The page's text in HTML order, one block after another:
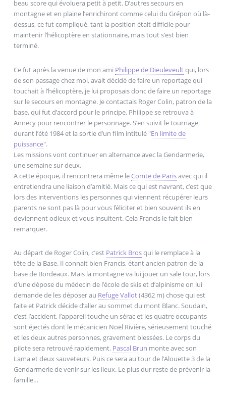
beau score qui évoluera petit à petit. D’autres secours en
montagne et en plaine l’enrichiront comme celui du Grépon où là-
dessus, ce fut compliqué, tant la position était difficile pour
maintenir l’hélicoptère en stationnaire, mais tout s’est bien
terminé.
Ce fut après la venue de mon ami Philippe de Dieuleveultqui, lors
de son passage chez moi, avait décidé de faire un reportage qui
touchait à l’hélicoptère, je lui proposais donc de faire un reportage
sur le secours en montagne. Je contactais Roger Colin, patron de la
base, qui fut d’accord pour le principe. Philippe se retrouva à
Annecy pour rencontrer le personnage. S’en suivit le tournage
durant l’été 1984 et la sortie d’un film intitulé "En limite de
puissance".
Les missions vont continuer en alternance avec la Gendarmerie,
une semaine sur deux.
A cette époque, il rencontrera même leComte de Parisavec qui il
entretiendra une liaison d’amitié. Mais ce qui est navrant, c’est que
lors des interventions les personnes qui viennent récupérer leurs
parents ne sont pas là pour vous féliciter et bien souvent ils en
deviennent odieux et vous insultent. Cela Francis le fait bien
remarquer.
Au départ de Roger Colin, c’est Patrick Brosqui le remplace à la
tête de la Base. Il connait bien Francis, étant ancien patron de la
base de Bordeaux. Mais la montagne va lui jouer un sale tour, lors
d’une dépose du médecin de l’école de skis et d’alpinisme on lui
demande de les déposer au Refuge Vallot(4362 m) chose qui est
faite et Patrick décide d’aller au sommet du mont Blanc. Soudain,
c’est l’accident, l’appareil touche un sérac et les quatre occupants
sont éjectés dont le mécanicien Noël Rivière, sérieusement touché
et les deux autres personnes, gravement blessées. Le corps du
pilote sera retrouvé rapidement. Pascal Brun monte avec son
Lama et deux sauveteurs. Puis ce sera au tour de l’Alouette 3 de la
Gendarmerie de venir sur les lieux. Le plus dur reste de prévenir la
famille…